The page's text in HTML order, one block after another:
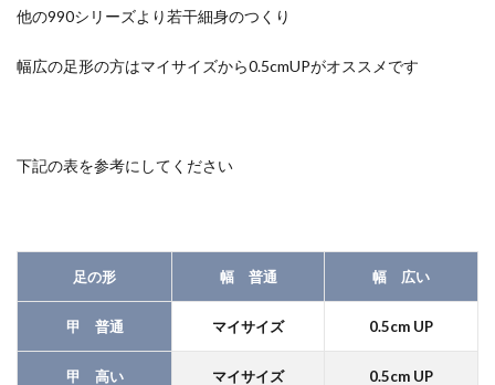
他の990シリーズより若干細身のつくり
幅広の足形の方はマイサイズから0.5cmUPがオススメです
下記の表を参考にしてください
足の形 幅 普通 幅 広い
甲 普通 マイサイズ 0.5cm UP
甲 高い マイサイズ 0.5cm UP